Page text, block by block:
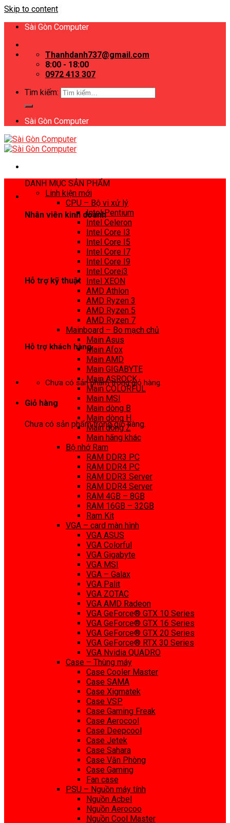
Skip to content
Sài Gòn Computer
Thanhdanh737@gmail.com
8:00 - 18:00
0972 413 307
Tìm kiếm:
Sài Gòn Computer
Nhân viên kinh doanh
Hỗ trợ kỹ thuật
Hỗ trợ khách hàng
Chưa có sản phẩm trong giỏ hàng.
Giỏ hàng
Chưa có sản phẩm trong giỏ hàng.
DANH MỤC SẢN PHẨM
Linh kiện mới
CPU – Bộ vi xử lý
Intel Pentium
Intel Celeron
Intel Core I3
Intel Core I5
Intel Core I7
Intel Core I9
Intel Corei3
Intel XEON
AMD Athlon
AMD Ryzen 3
AMD Ryzen 5
AMD Ryzen 7
Mainboard – Bo mạch chủ
Main Asus
Main Afox
Main AMD
Main GIGABYTE
Main ASROCK
Main COLORFUL
Main MSI
Main dòng B
Main dòng H
Main dòng Z
Main hãng khác
Bộ nhớ Ram
RAM DDR3 PC
RAM DDR4 PC
RAM DDR3 Server
RAM DDR4 Server
RAM 4GB – 8GB
RAM 16GB – 32GB
Ram Kit
VGA – card màn hình
VGA ASUS
VGA Colorful
VGA Gigabyte
VGA MSI
VGA – Galax
VGA Palit
VGA ZOTAC
VGA AMD Radeon
VGA GeForce® GTX 10 Series
VGA GeForce® GTX 16 Series
VGA GeForce® GTX 20 Series
VGA GeForce® RTX 30 Series
VGA Nvidia QUADRO
Case – Thùng máy
Case Cooler Master
Case SAMA
Case Xigmatek
Case VSP
Case Gaming Freak
Case Aerocool
Case Deepcool
Case Jetek
Case Sahara
Case Văn Phòng
Case Gaming
Fan case
PSU – Nguồn máy tính
Nguồn Acbel
Nguồn Aerocoo
Nguồn Cool Master